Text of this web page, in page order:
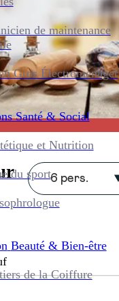
de maintenance
Gros Électroménager
Santé & Social
et Nutrition
du sport
Beauté & Bien-être
de la Coiffure
6 pers.